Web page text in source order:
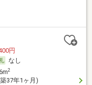
円
なし
2
37年1ヶ月)